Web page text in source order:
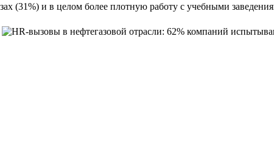
(31%) и в целом более плотную работу с учебными